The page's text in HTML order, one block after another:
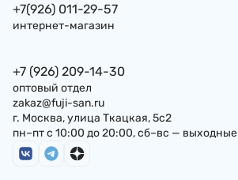
+7(926) 011-29-57
интернет-магазин
+7 (926) 209-14-30
оптовый отдел
zakaz@fuji-san.ru
г. Москва, улица Ткацкая, 5с2
пн–пт с 10:00 до 20:00, сб–вс — выходные